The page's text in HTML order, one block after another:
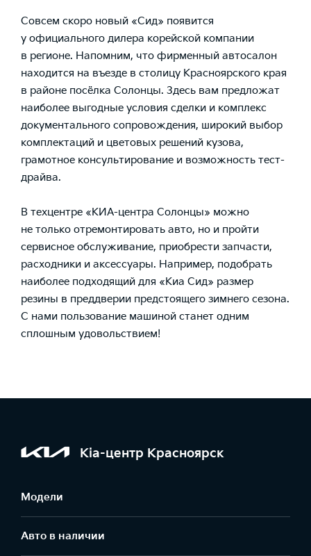
Совсем скоро новый «Сид» появится
у официального дилера корейской компании
в регионе. Напомним, что фирменный автосалон
находится на въезде в столицу Красноярского края
в районе посёлка Солонцы. Здесь вам предложат
наиболее выгодные условия сделки и комплекс
документального сопровождения, широкий выбор
комплектаций и цветовых решений кузова,
грамотное консультирование и возможность тест-
драйва.
В техцентре «КИА-центра Солонцы» можно
не только отремонтировать авто, но и пройти
сервисное обслуживание, приобрести запчасти,
расходники и аксессуары. Например, подобрать
наиболее подходящий для «Киа Сид» размер
резины в преддверии предстоящего зимнего сезона.
С нами пользование машиной станет одним
сплошным удовольствием!
Kia-центр Красноярск
Модели
Авто в наличии